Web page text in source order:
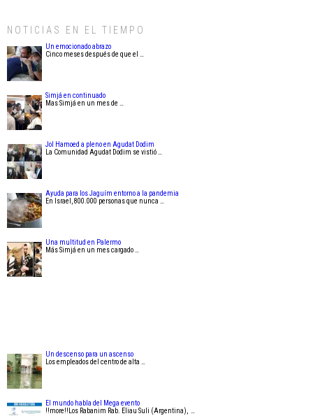
NOTICIAS EN EL TIEMPO
Un emocionado abrazo
Cinco meses después de que el …
Simjá en continuado
Mas Simjá en un mes de …
Jol Hamoed a pleno en Agudat Dodim
La Comunidad Agudat Dodim se vistió …
Ayuda para los Jaguím entorno a la pandemia
En Israel, 800.000 personas que nunca …
Una multitud en Palermo
Más Simjá en un mes cargado …
Un descenso para un ascenso
Los empleados del centro de alta …
El mundo habla del Mega evento
!!more!!Los Rabanim Rab. Eliau Suli (Argentina), …